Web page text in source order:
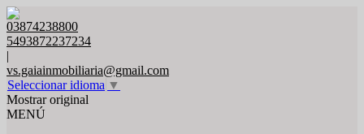
03874238800
5493872237234
|
vs.gaiainmobiliaria@gmail.com
Seleccionar idioma ▼
Mostrar original
MENÚ